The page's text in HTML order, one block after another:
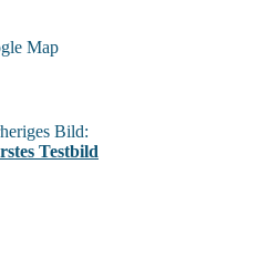
Map
Bild:
Testbild